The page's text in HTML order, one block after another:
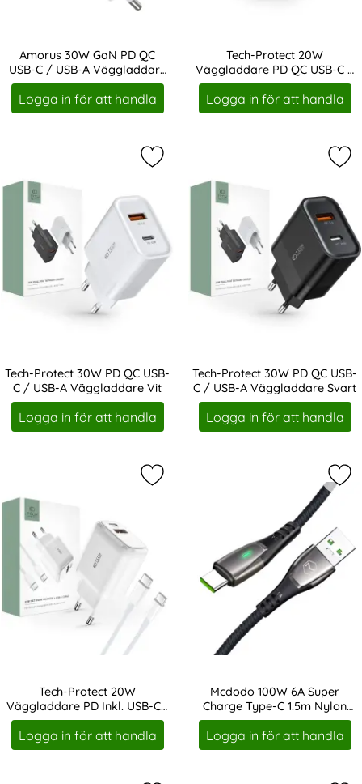
Amorus 30W GaN PD QC
USB-C / USB-A Väggladdare
Vit
Art. nr 243638
Logga in för att handla
Tech-Protect 20W
Väggladdare PD QC USB-C /
USB-A Vit
Art. nr 208135
Logga in för att handla
Tech-Protect 30W PD QC USB-
C / USB-A Väggladdare Vit
Art. nr 208346
Logga in för att handla
Markera tech-Protect 30W PD QC
Tech-Protect 30W PD QC USB-
C / USB-A Väggladdare Svart
Art. nr 208347
Logga in för att handla
Tech-Protect 20W
Väggladdare PD Inkl. USB-C -
USB-C Kabel Vit
Art. nr 213993
Logga in för att handla
Markera tech-Protect 20W
Mcdodo 100W 6A Super
Charge Type-C 1.5m Nylon
Kabel Svart
Art. nr 10023
Logga in för att handla